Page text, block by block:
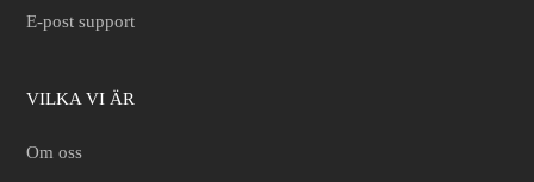
E-post support
VILKA VI ÄR
Om oss